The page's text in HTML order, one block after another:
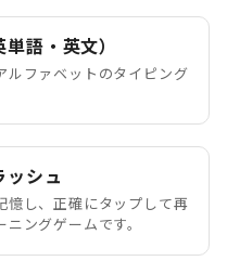
語・英文）
ルファベットのタイピング
ッシュ
憶し、正確にタップして再
ングゲームです。